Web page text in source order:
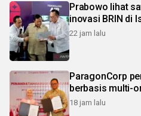
Prabowo lihat
inovasi BRIN di
22 jam lalu
ParagonCorp
berbasis multi-
18 jam lalu